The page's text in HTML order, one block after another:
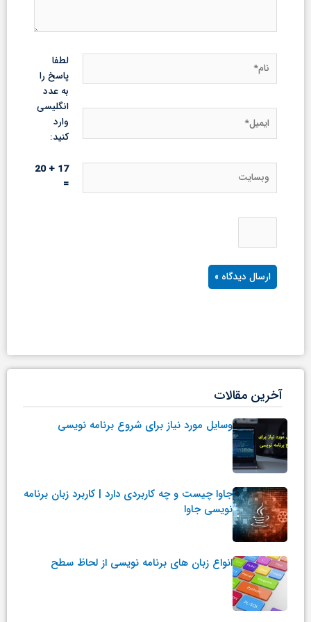
لطفا
پاسخ را
به عدد
انگلیسی
وارد
کنید:
17 + 20
=
آخرین مقالات
وسایل مورد نیاز برای شروع برنامه نویسی
جاوا چیست و چه کاربردی دارد | کاربرد زبان برنامه
نویسی جاوا
انواع زبان های برنامه نویسی از لحاظ سطح